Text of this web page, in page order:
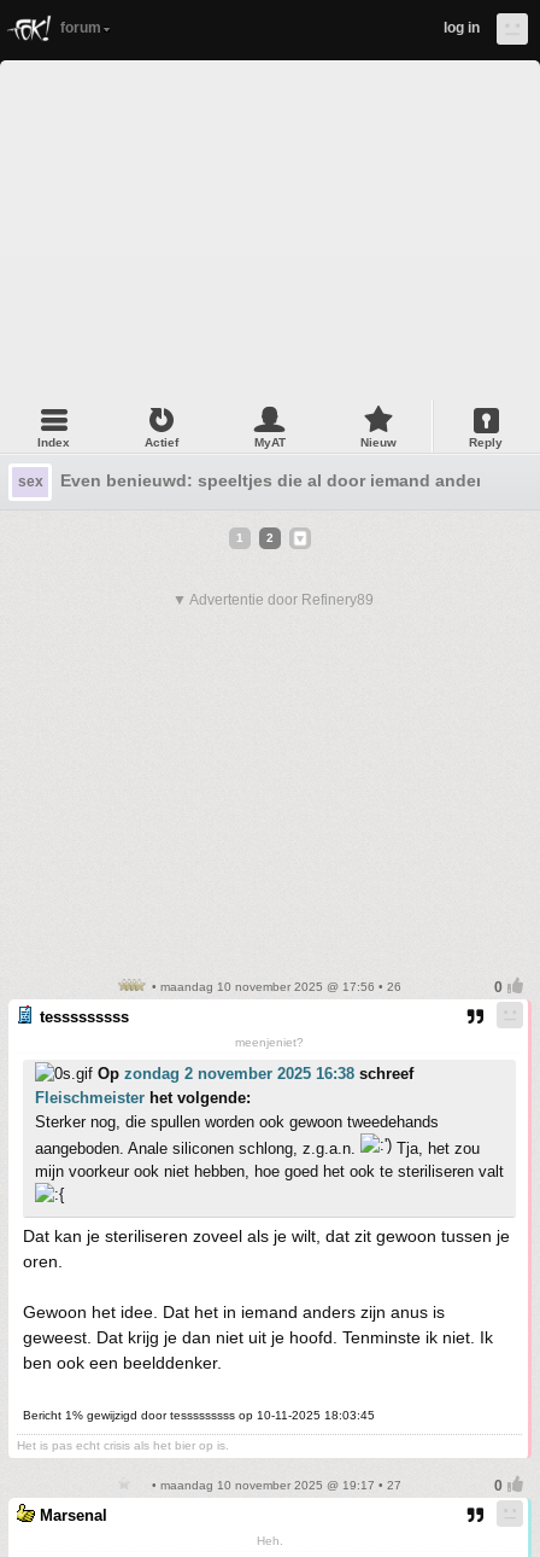
forum log in
Index Actief MyAT Nieuw Reply
sex Even benieuwd: speeltjes die al door iemand anders zijn
1 2
▼ Advertentie door Refinery89
• maandag 10 november 2025 @ 17:56 • 26
tesssssssss
meenjeniet?
Op zondag 2 november 2025 16:38 schreef
Fleischmeister het volgende:
Sterker nog, die spullen worden ook gewoon tweedehands
aangeboden. Anale siliconen schlong, z.g.a.n.
Tja, het zou
mijn voorkeur ook niet hebben, hoe goed het ook te steriliseren valt
Dat kan je steriliseren zoveel als je wilt, dat zit gewoon tussen je
oren.
Gewoon het idee. Dat het in iemand anders zijn anus is
geweest. Dat krijg je dan niet uit je hoofd. Tenminste ik niet. Ik
ben ook een beelddenker.
Bericht 1% gewijzigd door tesssssssss op 10-11-2025 18:03:45
Het is pas echt crisis als het bier op is.
• maandag 10 november 2025 @ 19:17 • 27
Marsenal
Heh.